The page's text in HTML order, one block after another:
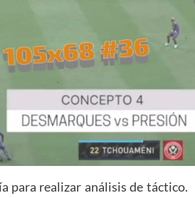
para realizar análisis de táctico.